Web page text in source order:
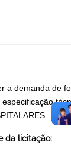
a demanda de
da licitação: